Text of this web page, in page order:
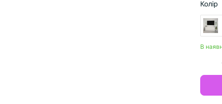
Колір
В